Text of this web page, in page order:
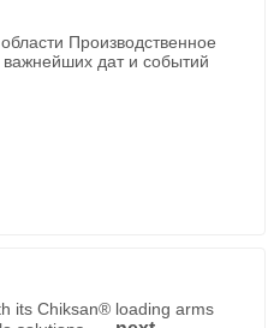
Производственное
дат и событий
its Chiksan® loading arms